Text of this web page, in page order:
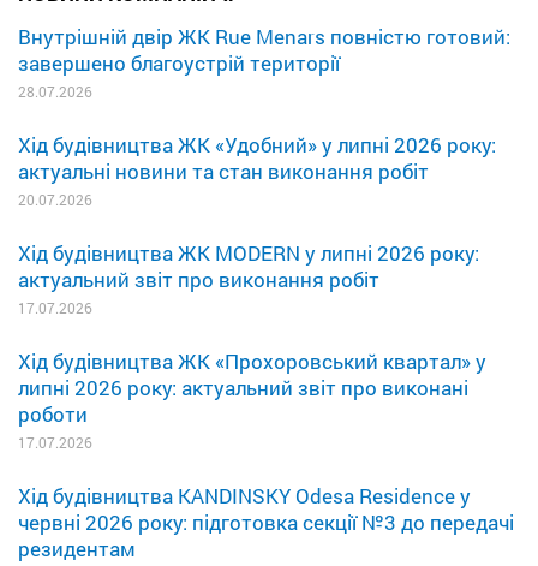
Внутрішній двір ЖК Rue Menars повністю готовий:
завершено благоустрій території
28.07.2026
Хід будівництва ЖК «Удобний» у липні 2026 року:
актуальні новини та стан виконання робіт
20.07.2026
Хід будівництва ЖК MODERN у липні 2026 року:
актуальний звіт про виконання робіт
17.07.2026
Хід будівництва ЖК «Прохоровський квартал» у
липні 2026 року: актуальний звіт про виконані
роботи
17.07.2026
Хід будівництва KANDINSKY Odesa Residence у
червні 2026 року: підготовка секції №3 до передачі
резидентам